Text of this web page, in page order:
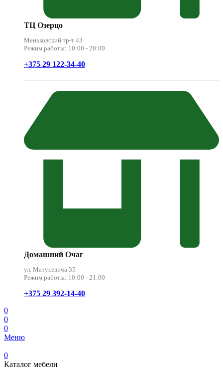
ТЦ Озерцо
Меньковский тр-т 43
Режим работы: 10:00 - 20:00
+375 29 122-34-40
Домашний Очаг
ул. Матусевича 35
Режим работы: 10:00 - 21:00
+375 29 392-14-40
0
0
0
Меню
0
Каталог мебели